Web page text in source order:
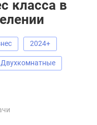
класса в
2024+
Двухкомнатные